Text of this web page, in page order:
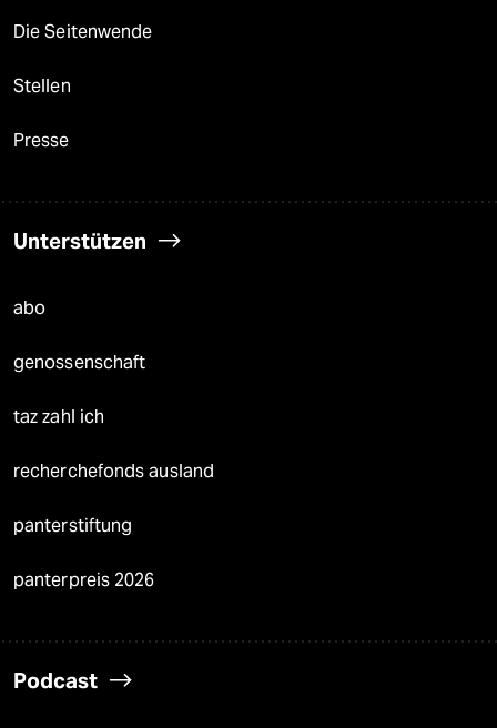
Die Seitenwende
Stellen
Presse
Unterstützen
abo
genossenschaft
taz zahl ich
recherchefonds ausland
panterstiftung
panterpreis 2026
Podcast